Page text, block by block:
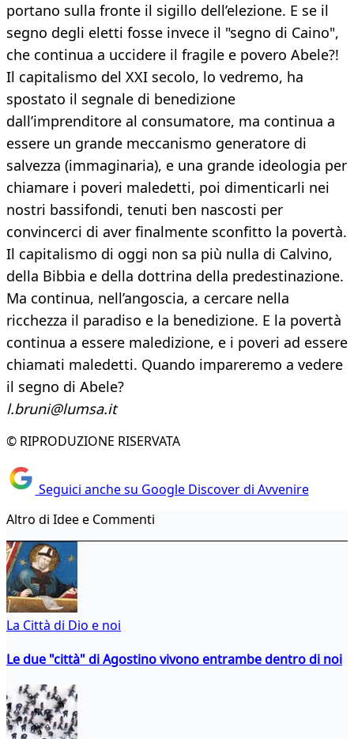
portano sulla fronte il sigillo dell’elezione. E se il
segno degli eletti fosse invece il "segno di Caino",
che continua a uccidere il fragile e povero Abele?!
Il capitalismo del XXI secolo, lo vedremo, ha
spostato il segnale di benedizione
dall’imprenditore al consumatore, ma continua a
essere un grande meccanismo generatore di
salvezza (immaginaria), e una grande ideologia per
chiamare i poveri maledetti, poi dimenticarli nei
nostri bassifondi, tenuti ben nascosti per
convincerci di aver finalmente sconfitto la povertà.
Il capitalismo di oggi non sa più nulla di Calvino,
della Bibbia e della dottrina della predestinazione.
Ma continua, nell’angoscia, a cercare nella
ricchezza il paradiso e la benedizione. E la povertà
continua a essere maledizione, e i poveri ad essere
chiamati maledetti. Quando impareremo a vedere
il segno di Abele?
l.bruni@lumsa.it
© RIPRODUZIONE RISERVATA
Seguici anche su Google Discover di Avvenire
Altro di Idee e Commenti
La Città di Dio e noi
Le due "città" di Agostino vivono entrambe dentro di noi